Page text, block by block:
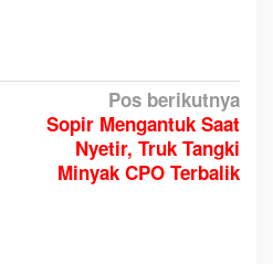
Pos berikutnya
Sopir Mengantuk Saat
Nyetir, Truk Tangki
Minyak CPO Terbalik